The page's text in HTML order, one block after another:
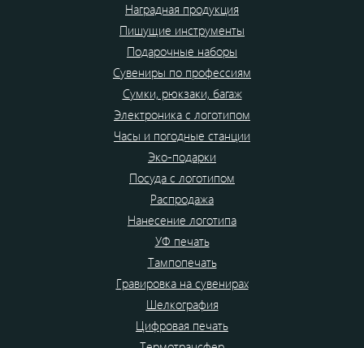
Наградная продукция
Пишущие инструменты
Подарочные наборы
Сувениры по профессиям
Сумки, рюкзаки, багаж
Электроника с логотипом
Часы и погодные станции
Эко-подарки
Посуда с логотипом
Распродажа
Нанесение логотипа
УФ печать
Тампопечать
Гравировка на сувенирах
Шелкография
Цифровая печать